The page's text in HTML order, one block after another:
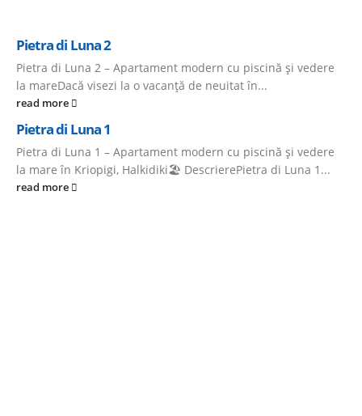
Pietra di Luna 2
Pietra di Luna 2 – Apartament modern cu piscină și vedere
la mareDacă visezi la o vacanță de neuitat în...
read more
Pietra di Luna 1
Pietra di Luna 1 – Apartament modern cu piscină și vedere
la mare în Kriopigi, Halkidiki🏖️ DescrierePietra di Luna 1...
read more